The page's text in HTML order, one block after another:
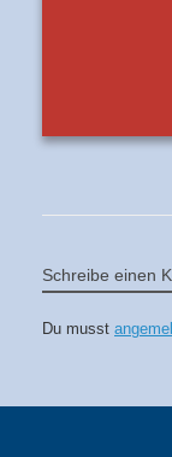
Schreibe einen
Du musst